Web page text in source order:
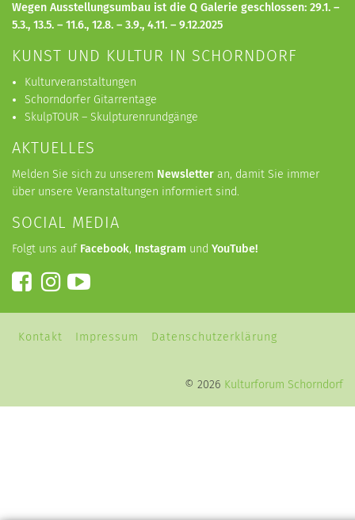
Wegen Ausstellungsumbau ist die Q Galerie geschlossen: 29.1. –
5.3., 13.5. – 11.6., 12.8. – 3.9., 4.11. – 9.12.2025
KUNST UND KULTUR IN SCHORNDORF
Kulturveranstaltungen
Schorndorfer Gitarrentage
SkulpTOUR – Skulpturenrundgänge
AKTUELLES
Melden Sie sich zu unserem Newsletter an, damit Sie immer
über unsere Veranstaltungen informiert sind.
SOCIAL MEDIA
Folgt uns auf Facebook, Instagram und YouTube!
Kontakt Impressum Datenschutzerklärung
© 2026 Kulturforum Schorndorf